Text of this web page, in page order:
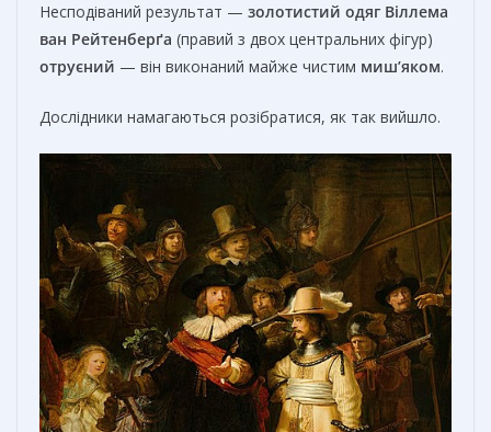
Несподіваний результат — золотистий одяг Віллема
ван Рейтенберґа (правий з двох центральних фігур)
отруєний — він виконаний майже чистим миш’яком.
Дослідники намагаються розібратися, як так вийшло.